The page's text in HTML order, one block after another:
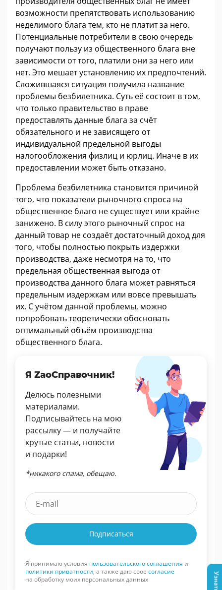
возможности препятствовать использованию
неделимого блага тем, кто не платит за него.
Потенциальные потребители в свою очередь
получают пользу из общественного блага вне
зависимости от того, платили они за него или
нет. Это мешает установлению их предпочтений.
Сложившаяся ситуация получила название
проблемы безбилетника. Суть её состоит в том,
что только правительство в праве
предоставлять данные блага за счёт
обязательного и не зависящего от
индивидуальной предельной выгоды
налогообложения физлиц и юрлиц. Иначе в их
предоставлении может быть отказано.
Проблема безбилетника становится причиной
того, что показатели рыночного спроса на
общественное благо не существует или крайне
занижено. В силу этого рыночный спрос на
данный товар не создаёт достаточный доход для
того, чтобы полностью покрыть издержки
производства, даже несмотря на то, что
предельная общественная выгода от
производства данного блага может равняться
предельным издержкам или вовсе превышать
их. С учётом данной проблемы, можно
попробовать теоретически обосновать
оптимальный объём производства
общественного блага.
Я ZaoСправочник!
Делюсь полезными
материалами.
Подписывайтесь на мою
рассылку — и получайте
крутые статьи, новости
и подарки!
*никакого спама, обещаю.
Подписаться
Я принимаю условия пользовательского соглашения и
политики приватности, а также даю свое согласие
на обработку моих персональных данных